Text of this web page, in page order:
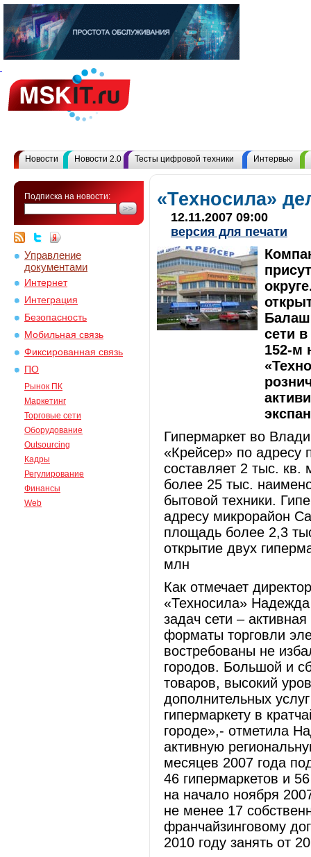
Новости Новости 2.0 Тесты цифровой техники Интервью
Подписка на новости:
Управление
документами
Интернет
Интеграция
Безопасность
Мобильная связь
Фиксированная связь
ПО
Рынок ПК
Маркетинг
Торговые сети
Оборудование
Outsourcing
Кадры
Регулирование
Финансы
Web
«Техносила»
12.11.2007 09:00
версия для печати
сети
152-м
Гипермаркет во
«Крейсер» по адресу
составляет 2 тыс. кв.
более 25 тыс.
бытовой техники.
адресу микрорайон
площадь более 2,3
открытие двух
млн
Как отмечает
«Техносила»
задач сети –
форматы торговли
востребованы не
городов. Большой и
товаров, высокий
дополнительных
гипермаркету в
городе»,- отметила
активную
месяцев 2007 года
46 гипермаркетов и
на начало ноября
не менее 17
франчайзинговому
2010 году занять от